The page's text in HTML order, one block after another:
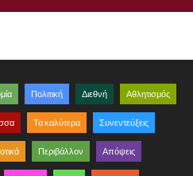
Πολιτική Διεθνή Αθλητισμός
Τα καλύτερα Συνεντεύξεις
Περιβάλλον Απόψεις